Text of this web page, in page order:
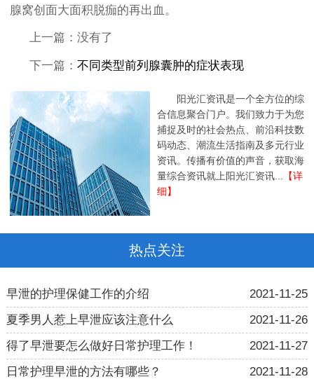
腺窝创面大面积脱痂的再出血。
上一篇：没有了
下一篇： 不同类型前列腺囊肿的症状表现
阳光汇资讯是一个全方位的综
合信息聚合门户。我们致力于为您
捕捉及时的社会热点、前沿科技数
码动态、潮流生活指南及多元行业
资讯。传播有价值的声音，获取海
量综合资讯就上阳光汇资讯...
【详
细】
热点关注
早泄的护理保健工作的介绍
2021-11-25
夏季男人惹上早泄应该注意什么
2021-11-26
得了早泄要怎么做好日常护理工作！
2021-11-27
日常护理早泄的方法有哪些？
2021-11-28